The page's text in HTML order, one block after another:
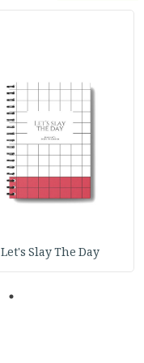
Let's Slay The Day
1